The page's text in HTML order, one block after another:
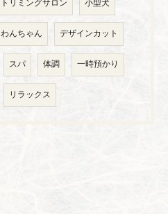
トリミングサロン 小型犬
わんちゃん デザインカット
スパ 体調 一時預かり
リラックス